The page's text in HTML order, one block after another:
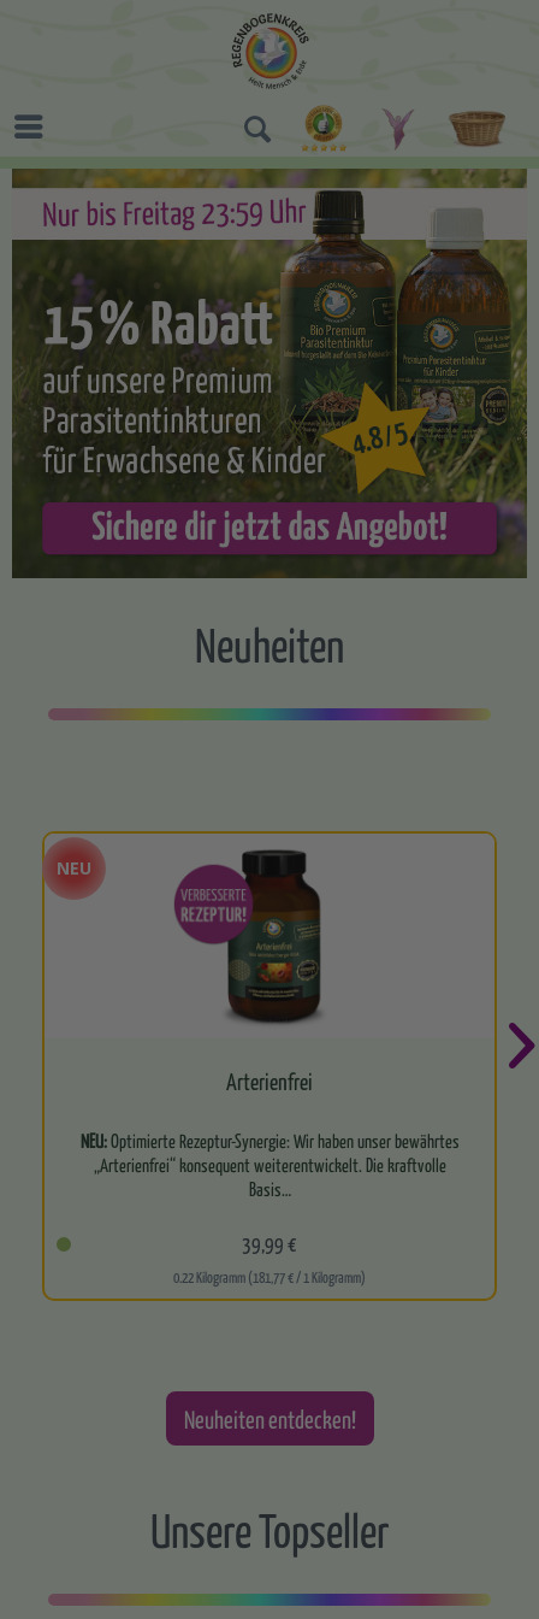
Unsere Topseller
Neuheiten entdecken!
Neuheiten
NEU
Arterienfrei
NEU:Optimierte Rezeptur-Synergie: Wir haben unser bewährtes
„Arterienfrei“ konsequent weiterentwickelt. Die kraftvolle
Basis…
39,99 €
0.22 Kilogramm (181,77 € / 1 Kilogramm)